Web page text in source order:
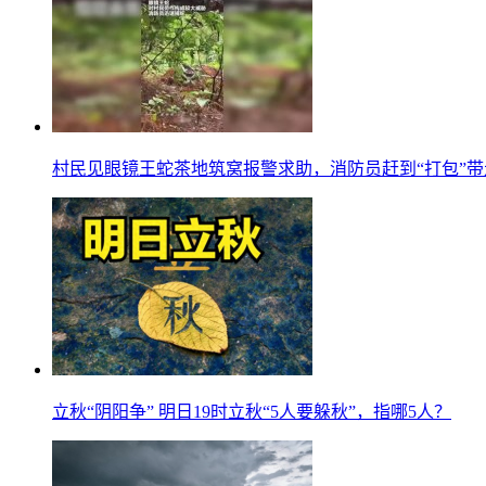
村民见眼镜王蛇茶地筑窝报警求助，消防员赶到“打包”
立秋“阴阳争” 明日19时立秋“5人要躲秋”，指哪5人？